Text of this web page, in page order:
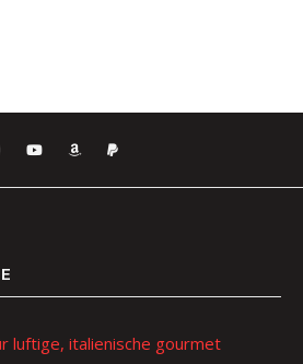
luftige, italienische gourmet